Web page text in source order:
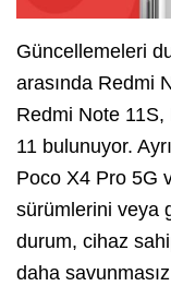
Güncellemeleri
arasında Redmi
Redmi Note
11 bulunuyor.
Poco X4 Pro 5G
sürümlerini veya
durum, cihaz
daha